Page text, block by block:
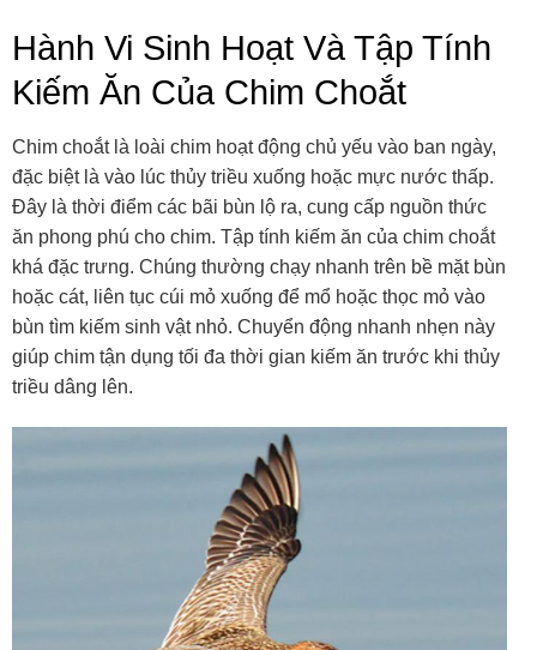
Hành Vi Sinh Hoạt Và Tập Tính
Kiếm Ăn Của Chim Choắt
Chim choắt là loài chim hoạt động chủ yếu vào ban ngày,
đặc biệt là vào lúc thủy triều xuống hoặc mực nước thấp.
Đây là thời điểm các bãi bùn lộ ra, cung cấp nguồn thức
ăn phong phú cho chim. Tập tính kiếm ăn của chim choắt
khá đặc trưng. Chúng thường chạy nhanh trên bề mặt bùn
hoặc cát, liên tục cúi mỏ xuống để mổ hoặc thọc mỏ vào
bùn tìm kiếm sinh vật nhỏ. Chuyển động nhanh nhẹn này
giúp chim tận dụng tối đa thời gian kiếm ăn trước khi thủy
triều dâng lên.